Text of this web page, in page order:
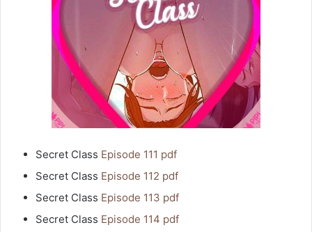
Secret Class Episode 111 pdf
Secret Class Episode 112 pdf
Secret Class Episode 113 pdf
Secret Class Episode 114 pdf